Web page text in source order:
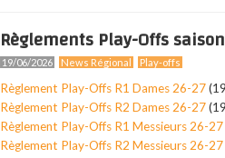
Règlements Play-Offs
19/06/2026 News Régional Play-offs
Règlement Play-Offs R1 Dames 26-27
Règlement Play-Offs R2 Dames 26-27
Règlement Play-Offs R1 Messieurs 26-27
Règlement Play-Offs R2 Messieurs 26-27